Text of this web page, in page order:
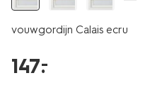
vouwgordijn Calais ecru
147.
–